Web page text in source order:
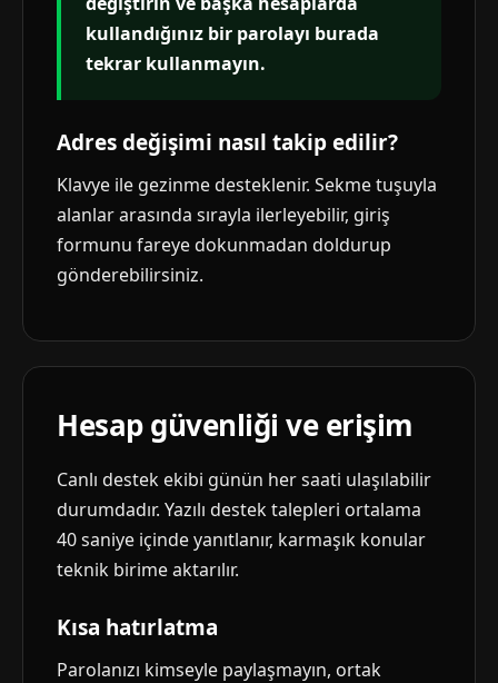
kullandığınız bir parolayı burada
tekrar kullanmayın.
Adres değişimi nasıl takip edilir?
Klavye ile gezinme desteklenir. Sekme tuşuyla
alanlar arasında sırayla ilerleyebilir, giriş
formunu fareye dokunmadan doldurup
gönderebilirsiniz.
Hesap güvenliği ve erişim
Canlı destek ekibi günün her saati ulaşılabilir
durumdadır. Yazılı destek talepleri ortalama
40 saniye içinde yanıtlanır, karmaşık konular
teknik birime aktarılır.
Kısa hatırlatma
Parolanızı kimseyle paylaşmayın, ortak